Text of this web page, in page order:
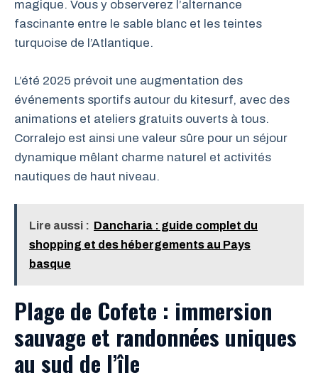
magique. Vous y observerez l’alternance
fascinante entre le sable blanc et les teintes
turquoise de l’Atlantique.
L’été 2025 prévoit une augmentation des
événements sportifs autour du kitesurf, avec des
animations et ateliers gratuits ouverts à tous.
Corralejo est ainsi une valeur sûre pour un séjour
dynamique mêlant charme naturel et activités
nautiques de haut niveau.
Lire aussi : Dancharia : guide complet du
shopping et des hébergements au Pays
basque
Plage de Cofete : immersion
sauvage et randonnées uniques
au sud de l’île